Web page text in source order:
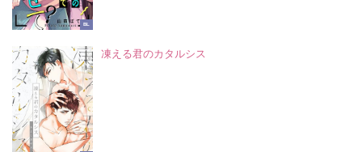
BL
凍える君のカタルシス